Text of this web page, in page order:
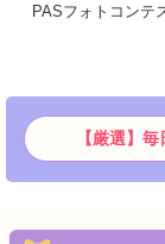
PASフォトコンテ
【厳選】